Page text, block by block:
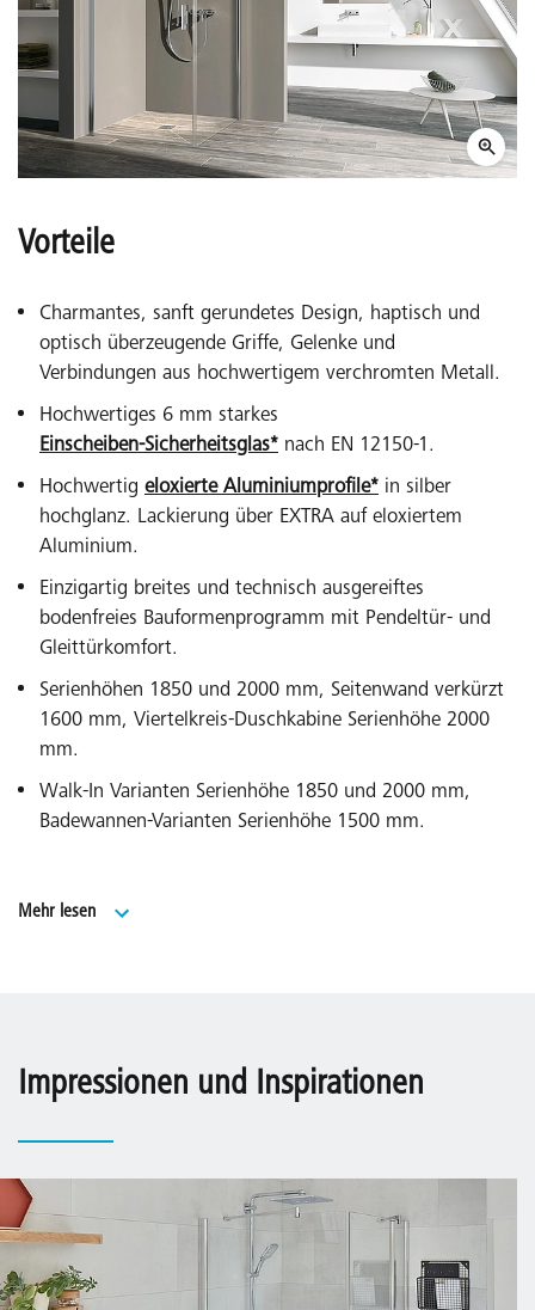
Vorteile
Charmantes, sanft gerundetes Design, haptisch und
optisch überzeugende Griffe, Gelenke und
Verbindungen aus hochwertigem verchromten Metall.
Hochwertiges 6 mm starkes
Einscheiben-Sicherheitsglas* nach EN 12150-1.
Hochwertig eloxierte Aluminiumprofile* in silber
hochglanz. Lackierung über EXTRA auf eloxiertem
Aluminium.
Einzigartig breites und technisch ausgereiftes
bodenfreies Bauformenprogramm mit Pendeltür- und
Gleittürkomfort.
Serienhöhen 1850 und 2000 mm, Seitenwand verkürzt
1600 mm, Viertelkreis-Duschkabine Serienhöhe 2000
mm.
Walk-In Varianten Serienhöhe 1850 und 2000 mm,
Badewannen-Varianten Serienhöhe 1500 mm.
Umfangreiches Sondermaßprogramm und
20 Jahre Ersatzteil-Nachkaufsicherheit nach Auslauf des
Mehr lesen
Impressionen und Inspirationen